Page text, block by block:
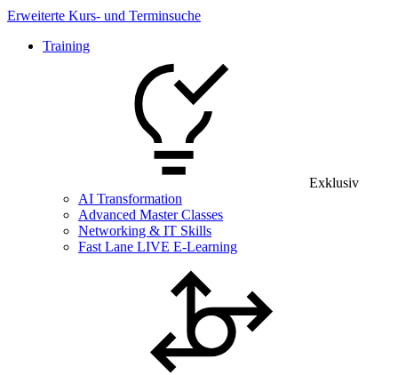
Erweiterte Kurs- und Terminsuche
Training
Exklusiv
AI Transformation
Advanced Master Classes
Networking & IT Skills
Fast Lane LIVE E-Learning